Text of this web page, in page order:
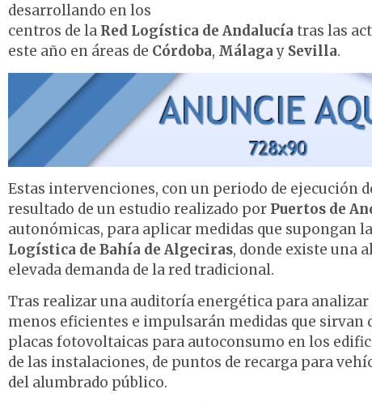
desarrollando en los
centros de la Red Logística de Andalucía tras las
este año en áreas de Córdoba, Málagay Sevilla.
Estas intervenciones, con un periodo de ejecución
resultado de un estudio realizado por Puertos de
autonómicas, para aplicar medidas que supongan
Logística de Bahía de Algeciras, donde existe una
elevada demanda de la red tradicional.
Tras realizar una auditoría energética para
menos eficientes e impulsarán medidas que sirvan
placas fotovoltaicas para autoconsumo en los
de las instalaciones, de puntos de recarga para
del alumbrado público.